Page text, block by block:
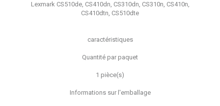
Lexmark CS510de, CS410dn, CS310dn, CS310n, CS410n,
CS410dtn, CS510dte
caractéristiques
Quantité par paquet
1 pièce(s)
Informations sur l'emballage